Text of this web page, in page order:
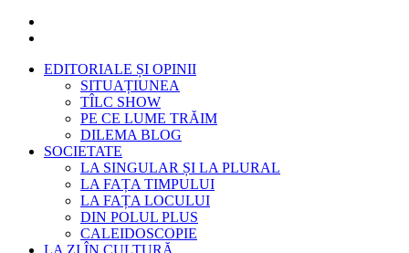
EDITORIALE ȘI OPINII
SITUAȚIUNEA
TÎLC SHOW
PE CE LUME TRĂIM
DILEMA BLOG
SOCIETATE
LA SINGULAR ȘI LA PLURAL
LA FAȚA TIMPULUI
LA FAȚA LOCULUI
DIN POLUL PLUS
CALEIDOSCOPIE
LA ZI ÎN CULTURĂ